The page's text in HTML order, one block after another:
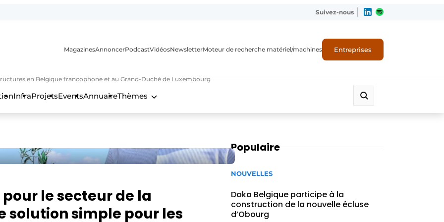
Suivez-nous
en Belgique francophone et au Grand-Duché de Luxembourg
MagazinesAnnoncerPodcastVidéosNewsletterMoteur de recherche matériel/machines Entreprises
InfraProjetsEventsAnnuaireThèmes
le secteur de la
solution simple pour les
Populaire
NOUVELLES
Doka Belgique participe à la
construction de la nouvelle écluse
d’Obourg